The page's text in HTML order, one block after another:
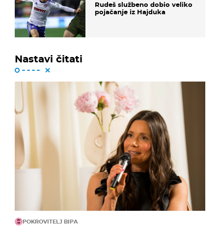
Rudeš službeno dobio veliko
pojačanje iz Hajduka
Nastavi čitati
POKROVITELJ BIPA